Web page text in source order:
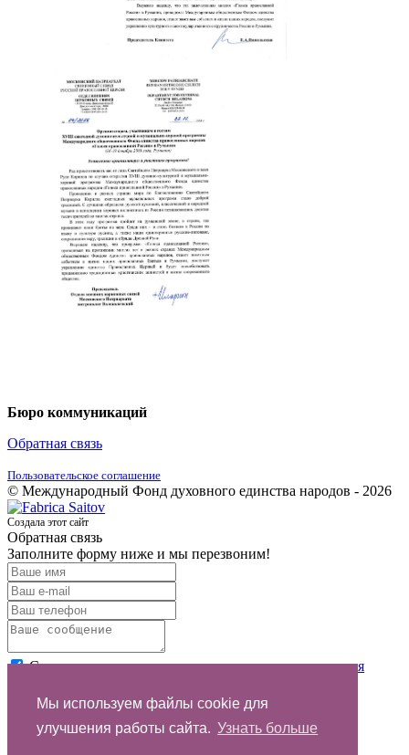
Мы используем файлы cookie для
улучшения работы сайта. Узнать больше
Бюро коммуникаций
Обратная связь
Пользовательское соглашение
© Международный Фонд духовного единства народов - 2026
Создала этот сайт
Обратная связь
Заполните форму ниже и мы перезвоним!
Согласен с условиямипользовательского соглашения
Спасибо за обращение